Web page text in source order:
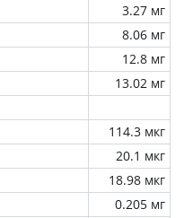
3.27 мг
8.06 мг
12.8 мг
13.02 мг
114.3 мкг
20.1 мкг
18.98 мкг
0.205 мг